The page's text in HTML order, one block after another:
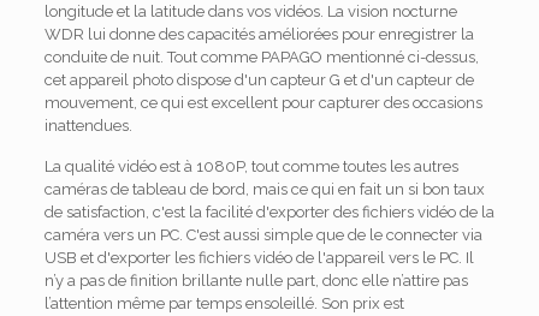
longitude et la latitude dans vos vidéos. La vision nocturne
WDR lui donne des capacités améliorées pour enregistrer la
conduite de nuit. Tout comme PAPAGO mentionné ci-dessus,
cet appareil photo dispose d'un capteur G et d'un capteur de
mouvement, ce qui est excellent pour capturer des occasions
inattendues.
La qualité vidéo est à 1080P, tout comme toutes les autres
caméras de tableau de bord, mais ce qui en fait un si bon taux
de satisfaction, c'est la facilité d'exporter des fichiers vidéo de la
caméra vers un PC. C'est aussi simple que de le connecter via
USB et d'exporter les fichiers vidéo de l'appareil vers le PC. Il
n’y a pas de finition brillante nulle part, donc elle n’attire pas
l’attention même par temps ensoleillé. Son prix est